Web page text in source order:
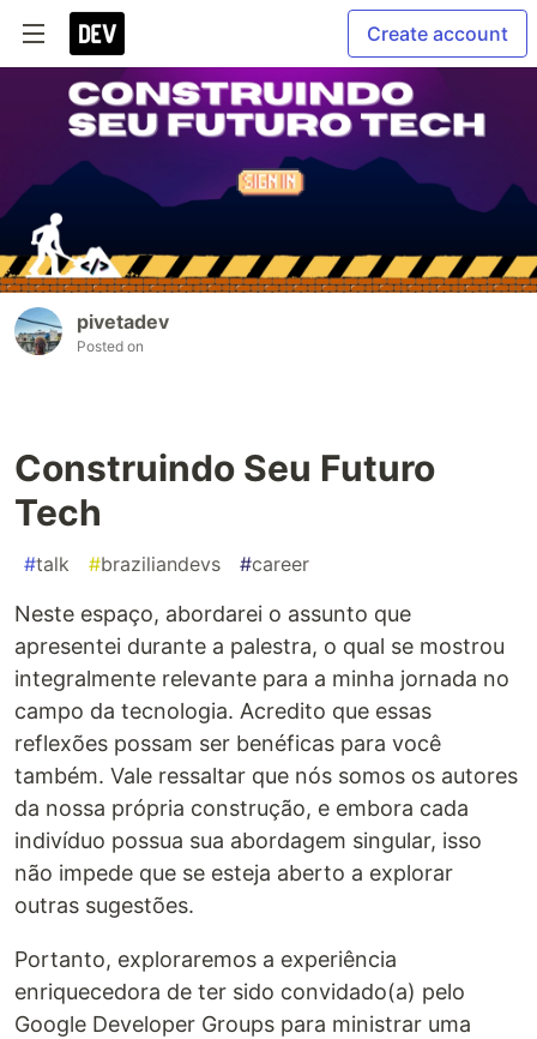
Create account
pivetadev
Posted on
Construindo Seu Futuro
Tech
#talk #braziliandevs #career
Neste espaço, abordarei o assunto que
apresentei durante a palestra, o qual se mostrou
integralmente relevante para a minha jornada no
campo da tecnologia. Acredito que essas
reflexões possam ser benéficas para você
também. Vale ressaltar que nós somos os autores
da nossa própria construção, e embora cada
indivíduo possua sua abordagem singular, isso
não impede que se esteja aberto a explorar
outras sugestões.
Portanto, exploraremos a experiência
enriquecedora de ter sido convidado(a) pelo
Google Developer Groups para ministrar uma